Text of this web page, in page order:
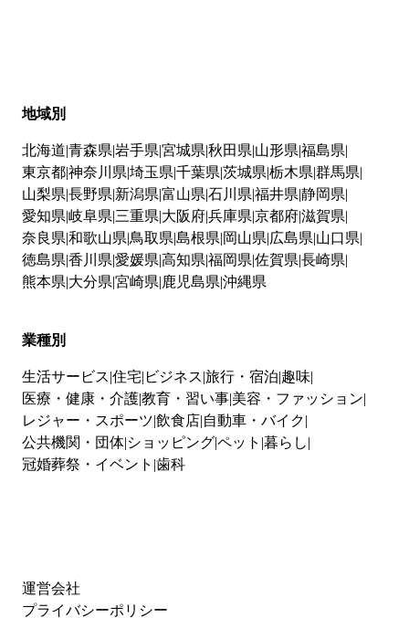
地域別
北海道 青森県 岩手県 宮城県 秋田県 山形県 福島県
東京都神奈川県 埼玉県 千葉県 茨城県 栃木県 群馬県
山梨県 長野県 新潟県 富山県 石川県 福井県 静岡県
愛知県 岐阜県 三重県 大阪府兵庫県 京都府滋賀県
奈良県 和歌山県 鳥取県 島根県 岡山県 広島県 山口県
徳島県 香川県 愛媛県 高知県 福岡県 佐賀県 長崎県
熊本県 大分県 宮崎県 鹿児島県 沖縄県
業種別
生活サービス 住宅 ビジネス 旅行・宿泊 趣味
医療・健康・介護教育・習い事 美容・ファッション
レジャー・スポーツ 飲食店 自動車・バイク
公共機関・団体 ショッピングペット 暮らし
冠婚葬祭・イベント 歯科
運営会社
プライバシーポリシー